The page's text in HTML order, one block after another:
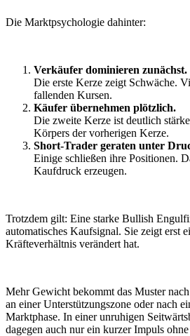
Die Marktpsychologie dahinter:
Verkäufer dominieren zunächst.
Die erste Kerze zeigt Schwäche.
fallenden Kursen.
Käufer übernehmen plötzlich.
Die zweite Kerze ist deutlich
Körpers der vorherigen Kerze.
Short-Trader geraten unter
Einige schließen ihre Positionen.
Kaufdruck erzeugen.
Trotzdem gilt: Eine starke Bullish
automatisches Kaufsignal. Sie zeigt erst
Kräfteverhältnis verändert hat.
Mehr Gewicht bekommt das Muster
an einer Unterstützungszone oder nach
Marktphase. In einer unruhigen
dagegen auch nur ein kurzer Impuls